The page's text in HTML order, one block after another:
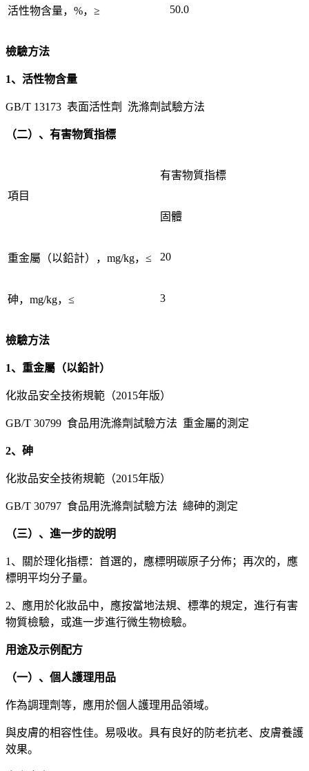
活性物含量，%，≥ 50.0
檢驗方法
1、活性物含量
GB/T 13173 表面活性劑 洗滌劑試驗方法
（二）、有害物質指標
項目
有害物質指標
固體
重金屬（以鉛計），mg/kg，≤ 20
砷，mg/kg，≤ 3
檢驗方法
1、重金屬（以鉛計）
化妝品安全技術規範（2015年版）
GB/T 30799 食品用洗滌劑試驗方法 重金屬的測定
2、砷
化妝品安全技術規範（2015年版）
GB/T 30797 食品用洗滌劑試驗方法 總砷的測定
（三）、進一步的說明
1、關於理化指標：首選的，應標明碳原子分佈；再次的，應
標明平均分子量。
2、應用於化妝品中，應按當地法規、標準的規定，進行有害
物質檢驗，或進一步進行微生物檢驗。
用途及示例配方
（一）、個人護理用品
作為調理劑等，應用於個人護理用品領域。
與皮膚的相容性佳。易吸收。具有良好的防老抗老、皮膚養護
效果。